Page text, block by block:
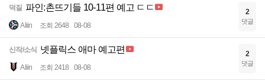
덕질 파인:촌뜨기들 10-11편 예고 ㄷㄷ
Aliin 조회 2648 08-08
2
댓글
신작/소식 넷플릭스 애마 예고편
Aliin 조회 2418 08-08
2
댓글